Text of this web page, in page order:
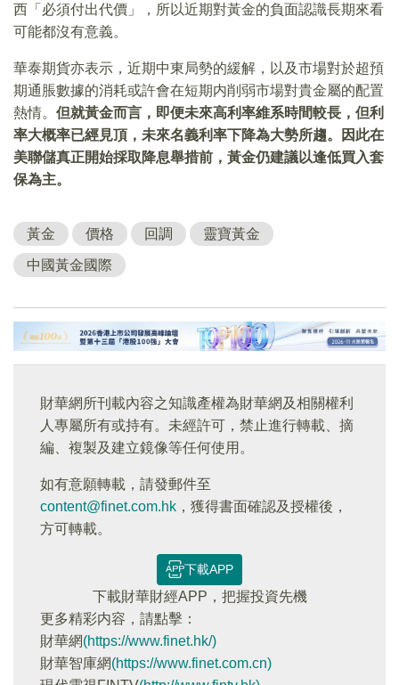
西「必須付出代價」，所以近期對黃金的負面認識長期來看
可能都沒有意義。
華泰期貨亦表示，近期中東局勢的緩解，以及市場對於超預
期通脹數據的消耗或許會在短期内削弱市場對貴金屬的配置
熱情。 但就黃金而言，即便未來高利率維系時間較長，但利
率大概率已經見頂，未來名義利率下降為大勢所趨。因此在
美聯儲真正開始採取降息舉措前，黃金仍建議以逢低買入套
保為主。
黃金 價格 回調 靈寶黃金
中國黃金國際
財華網所刊載內容之知識產權為財華網及相關權利
人專屬所有或持有。未經許可，禁止進行轉載、摘
編、複製及建立鏡像等任何使用。
如有意願轉載，請發郵件至
content@finet.com.hk ，獲得書面確認及授權後，
方可轉載。
下載APP
下載財華財經APP，把握投資先機
更多精彩内容，請點擊：
財華網(https://www.finet.hk/)
財華智庫網(https://www.finet.com.cn)